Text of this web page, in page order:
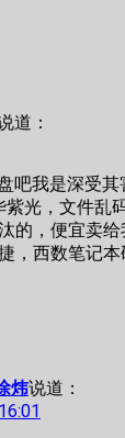
道：
吧我是深受
紫光，文件乱
的，便宜卖
，西数笔记
炜说道：